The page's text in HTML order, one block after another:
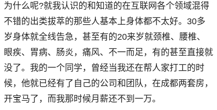
为什么呢?就我认识的和知道的在互联网各个领域混得
不错的出类拔萃的那些人基本上身体都不太好。30多
岁身体就全线告急，甚至有的20来岁就颈椎、腰椎、
眼疾、胃病、肠炎，痛风、不一而足，有的甚至直接就
没了。我的一个同学，曾经当我还在帮人家打工的时
候，他就已经有了自己的公司和团队，在成都两套房，
开宝马了，而我那时候月薪还不到一万。